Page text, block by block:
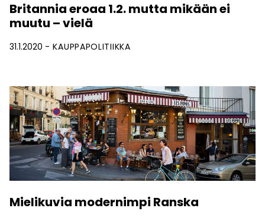
Britannia eroaa 1.2. mutta mikään ei
muutu – vielä
31.1.2020 KAUPPAPOLITIIKKA
Mielikuvia modernimpi Ranska